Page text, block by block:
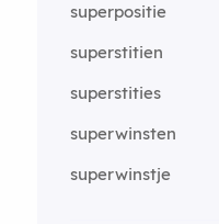
superpositie
superstitien
superstities
superwinsten
superwinstje